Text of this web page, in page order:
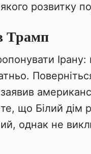
розвитку
Трамп
Ірану:
що Білий дім
однак не